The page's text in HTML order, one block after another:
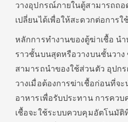
วางอุปกรณ์ภายในตู้สามารถถอ
เปลี่ยนได้เพื่อให้สะดวกต่อการใ
หลักการทำงานของตู้ฆ่าเชื้อ น
ราวชั้นบนสุดหรือวางบนชั้นวา
สามารถนำของใช้ส่วนตัว อุปก
วางเมื่อต้องการฆ่าเชื้อก่อนที่จ
อาหารเพื่อรับประทาน การคว
เชื้อจะใช้ระบบควบคุมอัตโนมัติ